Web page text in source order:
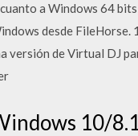
a Windows 64
desde
de Virtual DJ
10/